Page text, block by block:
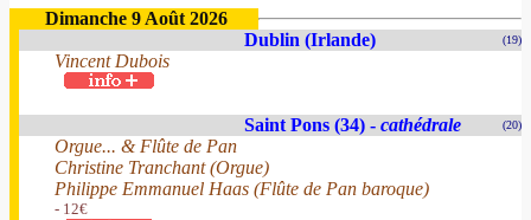
Dimanche 9 Août 2026
Dublin (Irlande)
(19)
Vincent Dubois
Saint Pons (34) - cathédrale (20)
Orgue... & Flûte de Pan
Christine Tranchant (Orgue)
Philippe Emmanuel Haas (Flûte de Pan baroque)
- 12€